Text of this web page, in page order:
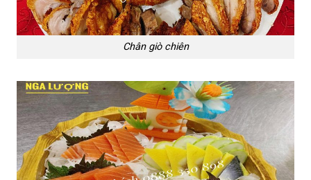
Chân giò chiên